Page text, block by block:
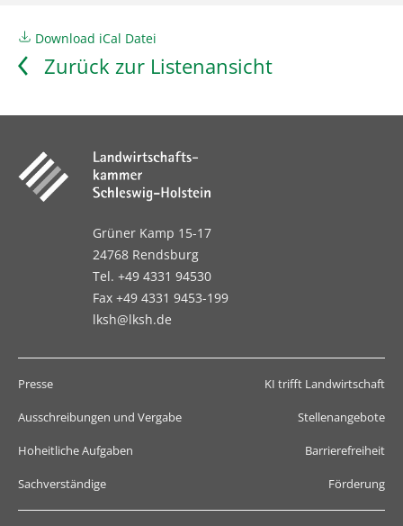
Download iCal Datei
Zurück zur Listenansicht
Grüner Kamp 15-17
24768 Rendsburg
Tel. +49 4331 94530
Fax +49 4331 9453-199
lksh@lksh.de
Presse KI trifft Landwirtschaft
Ausschreibungen und Vergabe Stellenangebote
Hoheitliche Aufgaben Barrierefreiheit
Sachverständige Förderung